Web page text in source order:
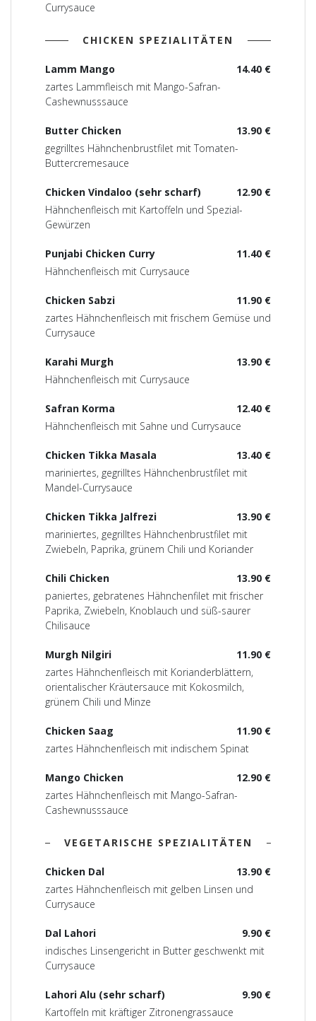
Currysauce
CHICKEN SPEZIALITÄTEN
14.40 €
Lamm Mango
zartes Lammfleisch mit Mango-Safran-
Cashewnusssauce
13.90 €
Butter Chicken
gegrilltes Hähnchenbrustfilet mit Tomaten-
Buttercremesauce
12.90 €
Chicken Vindaloo (sehr scharf)
Hähnchenfleisch mit Kartoffeln und Spezial-
Gewürzen
11.40 €
Punjabi Chicken Curry
Hähnchenfleisch mit Currysauce
11.90 €
Chicken Sabzi
zartes Hähnchenfleisch mit frischem Gemüse und
Currysauce
13.90 €
Karahi Murgh
Hähnchenfleisch mit Currysauce
12.40 €
Safran Korma
Hähnchenfleisch mit Sahne und Currysauce
13.40 €
Chicken Tikka Masala
mariniertes, gegrilltes Hähnchenbrustfilet mit
Mandel-Currysauce
13.90 €
Chicken Tikka Jalfrezi
mariniertes, gegrilltes Hähnchenbrustfilet mit
Zwiebeln, Paprika, grünem Chili und Koriander
13.90 €
Chili Chicken
paniertes, gebratenes Hähnchenfilet mit frischer
Paprika, Zwiebeln, Knoblauch und süß-saurer
Chilisauce
11.90 €
Murgh Nilgiri
zartes Hähnchenfleisch mit Korianderblättern,
orientalischer Kräutersauce mit Kokosmilch,
grünem Chili und Minze
11.90 €
Chicken Saag
zartes Hähnchenfleisch mit indischem Spinat
12.90 €
Mango Chicken
zartes Hähnchenfleisch mit Mango-Safran-
Cashewnusssauce
VEGETARISCHE SPEZIALITÄTEN
13.90 €
Chicken Dal
zartes Hähnchenfleisch mit gelben Linsen und
Currysauce
9.90 €
Dal Lahori
indisches Linsengericht in Butter geschwenkt mit
Currysauce
9.90 €
Lahori Alu (sehr scharf)
Kartoffeln mit kräftiger Zitronengrassauce